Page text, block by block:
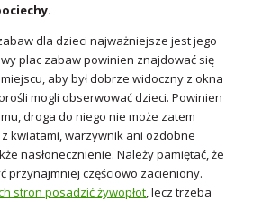
dla dzieci najważniejsze jest jego
plac zabaw powinien znajdować się
aby był dobrze widoczny z okna
mogli obserwować dzieci. Powinien
droga do niego nie może zatem
kwiatami, warzywnik ani ozdobne
nasłonecznienie. Należy pamiętać, że
przynajmniej częściowo zacieniony.
stron posadzić żywopłot, lecz trzeba